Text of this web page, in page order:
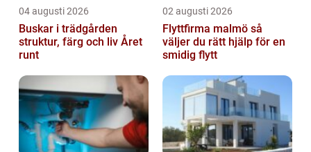
04 augusti 2026
Buskar i trädgården
struktur, färg och liv Året
runt
02 augusti 2026
Flyttfirma malmö så
väljer du rätt hjälp för en
smidig flytt